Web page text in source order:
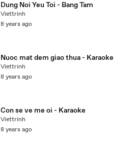
Dung Noi Yeu Toi - Bang Tam
Viettrinh
8 years ago
Nuoc mat dem giao thua - Karaoke
Viettrinh
8 years ago
Con se ve me oi - Karaoke
Viettrinh
8 years ago